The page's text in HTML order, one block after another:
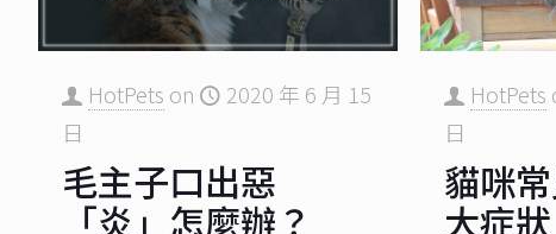
HotPets on
2020 年 6 月 15
日
毛主子口出惡
「炎」怎麼辦？
HotPets
日
貓咪
大症